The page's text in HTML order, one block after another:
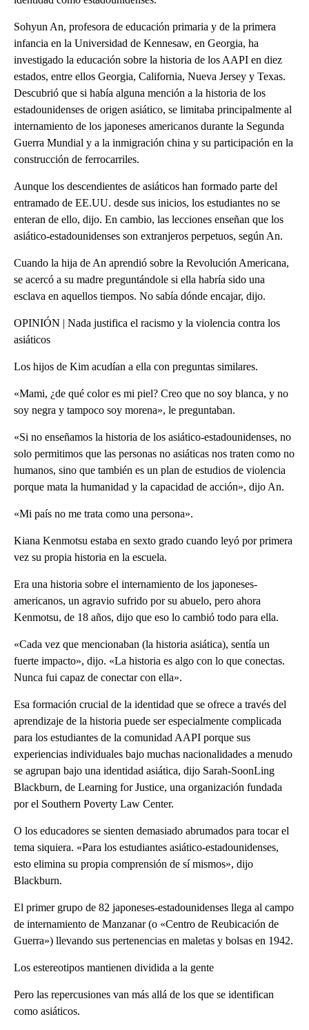
Sohyun An, profesora de educación primaria y de la primera
infancia en la Universidad de Kennesaw, en Georgia, ha
investigado la educación sobre la historia de los AAPI en diez
estados, entre ellos Georgia, California, Nueva Jersey y Texas.
Descubrió que si había alguna mención a la historia de los
estadounidenses de origen asiático, se limitaba principalmente al
internamiento de los japoneses americanos durante la Segunda
Guerra Mundial y a la inmigración china y su participación en la
construcción de ferrocarriles.
Aunque los descendientes de asiáticos han formado parte del
entramado de EE.UU. desde sus inicios, los estudiantes no se
enteran de ello, dijo. En cambio, las lecciones enseñan que los
asiático-estadounidenses son extranjeros perpetuos, según An.
Cuando la hija de An aprendió sobre la Revolución Americana,
se acercó a su madre preguntándole si ella habría sido una
esclava en aquellos tiempos. No sabía dónde encajar, dijo.
OPINIÓN | Nada justifica el racismo y la violencia contra los
asiáticos
Los hijos de Kim acudían a ella con preguntas similares.
«Mami, ¿de qué color es mi piel? Creo que no soy blanca, y no
soy negra y tampoco soy morena», le preguntaban.
«Si no enseñamos la historia de los asiático-estadounidenses, no
solo permitimos que las personas no asiáticas nos traten como no
humanos, sino que también es un plan de estudios de violencia
porque mata la humanidad y la capacidad de acción», dijo An.
«Mi país no me trata como una persona».
Kiana Kenmotsu estaba en sexto grado cuando leyó por primera
vez su propia historia en la escuela.
Era una historia sobre el internamiento de los japoneses-
americanos, un agravio sufrido por su abuelo, pero ahora
Kenmotsu, de 18 años, dijo que eso lo cambió todo para ella.
«Cada vez que mencionaban (la historia asiática), sentía un
fuerte impacto», dijo. «La historia es algo con lo que conectas.
Nunca fui capaz de conectar con ella».
Esa formación crucial de la identidad que se ofrece a través del
aprendizaje de la historia puede ser especialmente complicada
para los estudiantes de la comunidad AAPI porque sus
experiencias individuales bajo muchas nacionalidades a menudo
se agrupan bajo una identidad asiática, dijo Sarah-SoonLing
Blackburn, de Learning for Justice, una organización fundada
por el Southern Poverty Law Center.
O los educadores se sienten demasiado abrumados para tocar el
tema siquiera. «Para los estudiantes asiático-estadounidenses,
esto elimina su propia comprensión de sí mismos», dijo
Blackburn.
El primer grupo de 82 japoneses-estadounidenses llega al campo
de internamiento de Manzanar (o «Centro de Reubicación de
Guerra») llevando sus pertenencias en maletas y bolsas en 1942.
Los estereotipos mantienen dividida a la gente
Pero las repercusiones van más allá de los que se identifican
como asiáticos.